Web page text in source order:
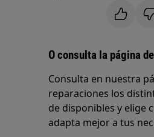
O consulta la página
Consulta en nuestra
reparaciones los
de disponibles y elige
adapta mejor a tus